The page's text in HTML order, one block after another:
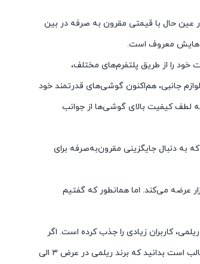
در عین حال با قیمتی مقرون به صرفه در بین
معروف است.
خود را از طریق پلتفرم‌های مختلف،
جانبی، هم‌اکنون گوشی‌های قدرتمند خود
لطف کیفیت بالای گوشی‌ها از جوانب
دنبال جایگزینی مقرون‌به‌صرفه برای
عرضه می‌کند. اما همانطور که گفتیم
کاربران زیادی را جذب کرده است. اگر
پیش خود می‌پرسید که آیا این برند ارزش خرید دارد یا خیر، بهتر است به تاریخچه این برند نگاهی بیاندازیم. جالب است بدانید که برند ریلمی در عرض ۳ الی